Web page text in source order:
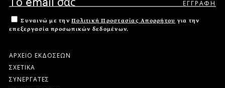
Συναινώ με την Πολιτική Προστασίας Απορρήτου για την
επεξεργασία προσωπικών δεδομένων.
ΑΡΧΕΙΟ ΕΚΔΟΣΕΩΝ
ΣΧΕΤΙΚΑ
ΣΥΝΕΡΓΑΤΕΣ